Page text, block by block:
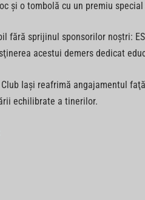
şi o tombolă cu un premiu
fără sprijinul sponsorilor noştri:
acestui demers dedicat
Iaşi reafrimă angajamentul
echilibrate a tinerilor.